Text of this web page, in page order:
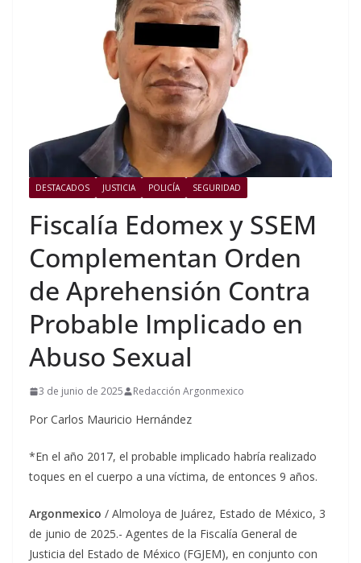
DESTACADOS JUSTICIA POLICÍA SEGURIDAD
Fiscalía Edomex y SSEM
Complementan Orden
de Aprehensión Contra
Probable Implicado en
Abuso Sexual
3 de junio de 2025 Redacción Argonmexico
Por Carlos Mauricio Hernández
*En el año 2017, el probable implicado habría realizado
toques en el cuerpo a una víctima, de entonces 9 años.
Argonmexico / Almoloya de Juárez, Estado de México, 3
de junio de 2025.- Agentes de la Fiscalía General de
Justicia del Estado de México (FGJEM), en conjunto con